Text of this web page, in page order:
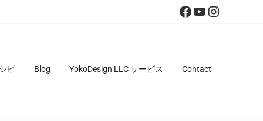
Facebook
YouTube
ピ Blog YokoDesign LLC サービス Contact